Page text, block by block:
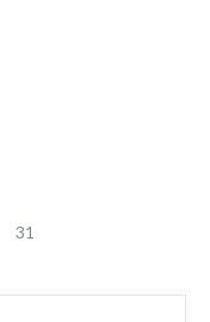
31